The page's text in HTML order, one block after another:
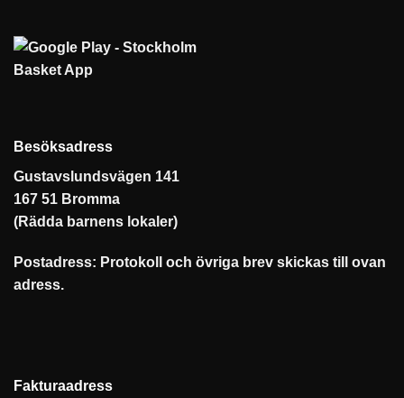
Besöksadress
Gustavslundsvägen 141
167 51 Bromma
(Rädda barnens lokaler)
Postadress: Protokoll och övriga brev skickas till ovan
adress.
Fakturaadress